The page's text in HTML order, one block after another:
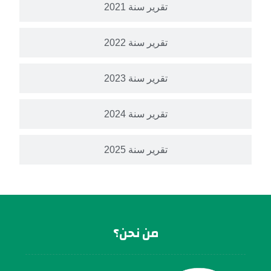
تقرير سنة 2021
تقرير سنة 2022
تقرير سنة 2023
تقرير سنة 2024
تقرير سنة 2025
من نحن؟